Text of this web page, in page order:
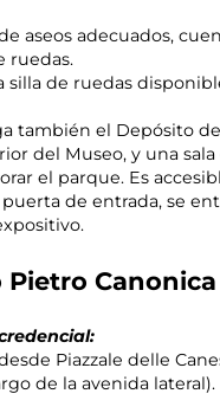
aseos adecuados,
ruedas.
de ruedas
también el Depósito
del Museo, y una
el parque. Es
de entrada, se
Pietro Canonica
Piazzale delle
de la avenida lateral).